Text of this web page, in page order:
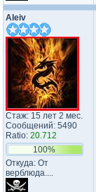
Aleiv
Стаж: 15 лет 2 мес.
Сообщений: 5490
Ratio: 20.712
100%
Откуда: От
верблюда....